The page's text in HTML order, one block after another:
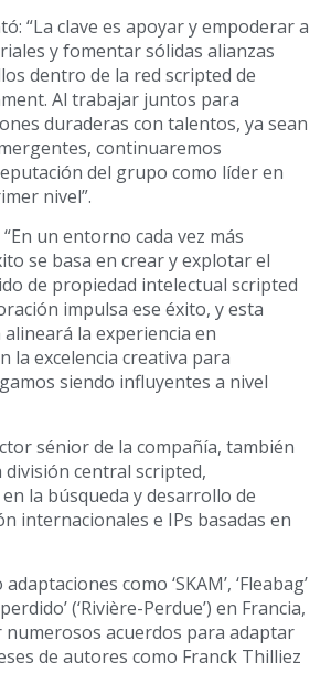
“La clave es apoyar y empoderar a
y fomentar sólidas alianzas
dentro de la red scripted de
Al trabajar juntos para
duraderas con talentos, ya sean
continuaremos
del grupo como líder en
nivel”.
un entorno cada vez más
se basa en crear y explotar el
de propiedad intelectual scripted
impulsa ese éxito, y esta
la experiencia en
la excelencia creativa para
siendo influyentes a nivel
sénior de la compañía, también
central scripted,
la búsqueda y desarrollo de
internacionales e IPs basadas en
como ‘SKAM’, ‘Fleabag’
(‘Rivière-Perdue’) en Francia,
numerosos acuerdos para adaptar
de autores como Franck Thilliez